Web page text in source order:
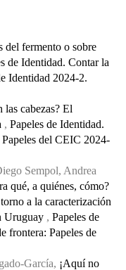
del fermento o sobre
de Identidad. Contar la
Identidad 2024-2.
cabezas? El
, Papeles de Identidad.
del CEIC 2024-
Sempol, Andrea
qué, a quiénes, cómo?
a la caracterización
Uruguay , Papeles de
frontera: Papeles de
García, ¡Aquí no